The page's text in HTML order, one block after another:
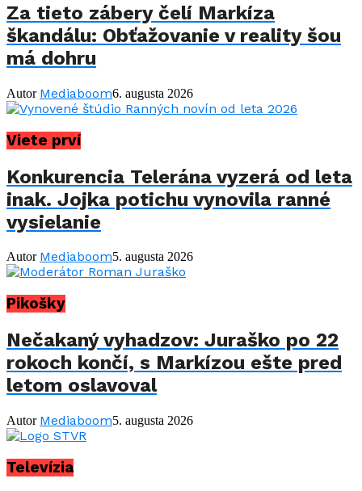
Za tieto zábery čelí Markíza
škandálu: Obťažovanie v reality šou
má dohru
Autor Mediaboom6. augusta 2026
Viete prví
Konkurencia Telerána vyzerá od leta
inak. Jojka potichu vynovila ranné
vysielanie
Autor Mediaboom5. augusta 2026
Pikošky
Nečakaný vyhadzov: Juraško po 22
rokoch končí, s Markízou ešte pred
letom oslavoval
Autor Mediaboom5. augusta 2026
Televízia